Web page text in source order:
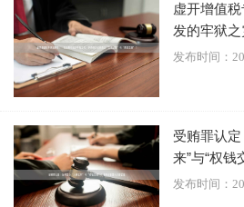
需要注意的是，正当防卫有限度要
过必要限度造成重大损害，可能构
事责任。但针对正在进行的行凶、
等严重暴力犯罪，采取防卫行为造
属于防卫过当，不负刑事责任。
现实生活中，许多被认定为"互殴"的
自己是在"正当防卫"。这是因为当事
虚开增值
发的牢狱
发布时间：
受贿罪认
来”与“权钱
发布时间：